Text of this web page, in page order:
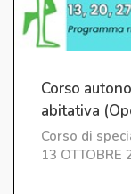
Corso
abitativa
Corso di
13 OTTOBRE